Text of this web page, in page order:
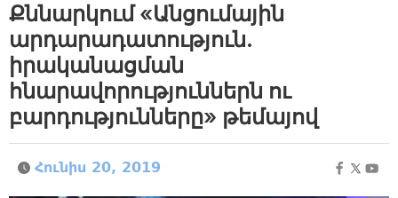
Քննարկում «Անցումային
արդարադատություն.
իրականացման
հնարավորություններն ու
բարդությունները» թեմայով
Հունիս 20, 2019